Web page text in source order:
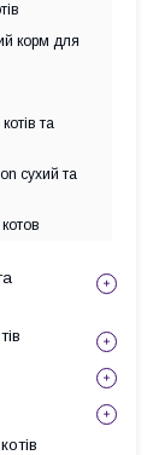
корм для
та
сухий та